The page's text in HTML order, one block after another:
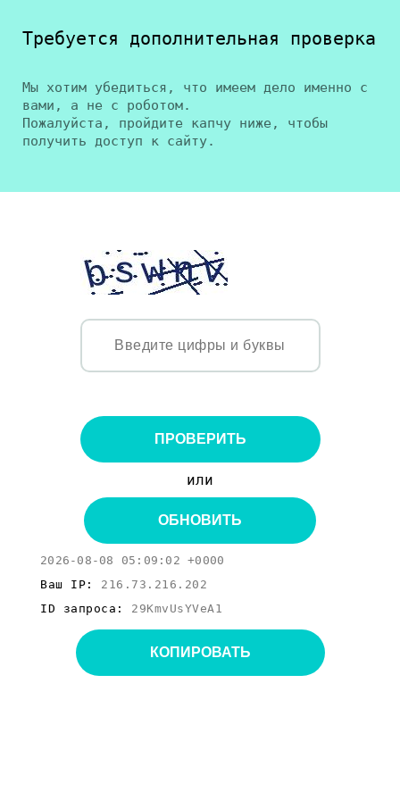
Требуется дополнительная проверка
Мы хотим убедиться, что имеем дело именно с
вами, а не с роботом.
Пожалуйста, пройдите капчу ниже, чтобы
получить доступ к сайту.
ПРОВЕРИТЬ
или
ОБНОВИТЬ
2026-08-08 05:09:02 +0000
Ваш IP: 216.73.216.202
ID запроса: 29KmvUsYVeA1
КОПИРОВАТЬ